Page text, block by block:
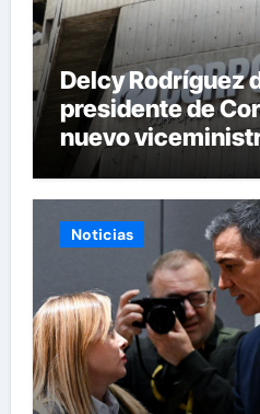
Delcy Rodríguez
presidente de
nuevo
Eléctricos
Noticias